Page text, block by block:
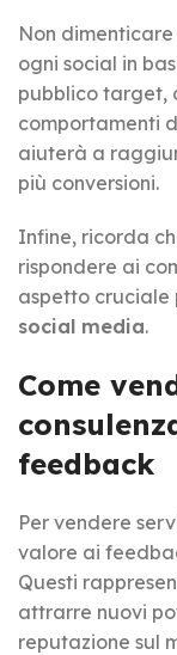
Non
ogni social in
pubblico target,
comportamenti
aiuterà a
più conversioni.
Infine, ricorda
rispondere ai
aspetto cruciale
social media.
Come
feedback
Per vendere
valore ai
Questi
attrarre nuovi
reputazione sul